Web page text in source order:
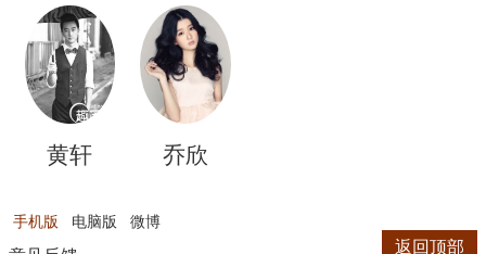
黄轩 乔欣
手机版 电脑版 微博
返回顶部